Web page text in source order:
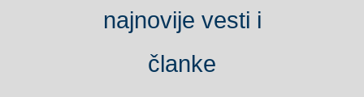
najnovije vesti i
članke